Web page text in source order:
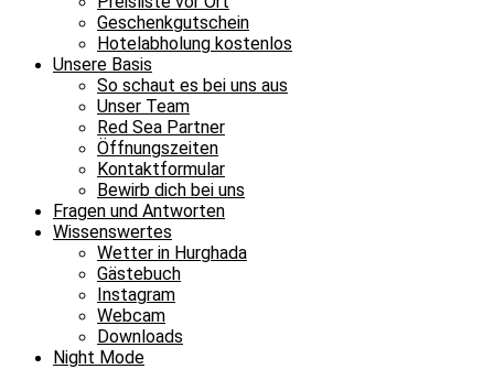
Geschenkgutschein
Hotelabholung kostenlos
Unsere Basis
So schaut es bei uns aus
Unser Team
Red Sea Partner
Öffnungszeiten
Kontaktformular
Bewirb dich bei uns
Fragen und Antworten
Wissenswertes
Wetter in Hurghada
Gästebuch
Instagram
Webcam
Downloads
Night Mode